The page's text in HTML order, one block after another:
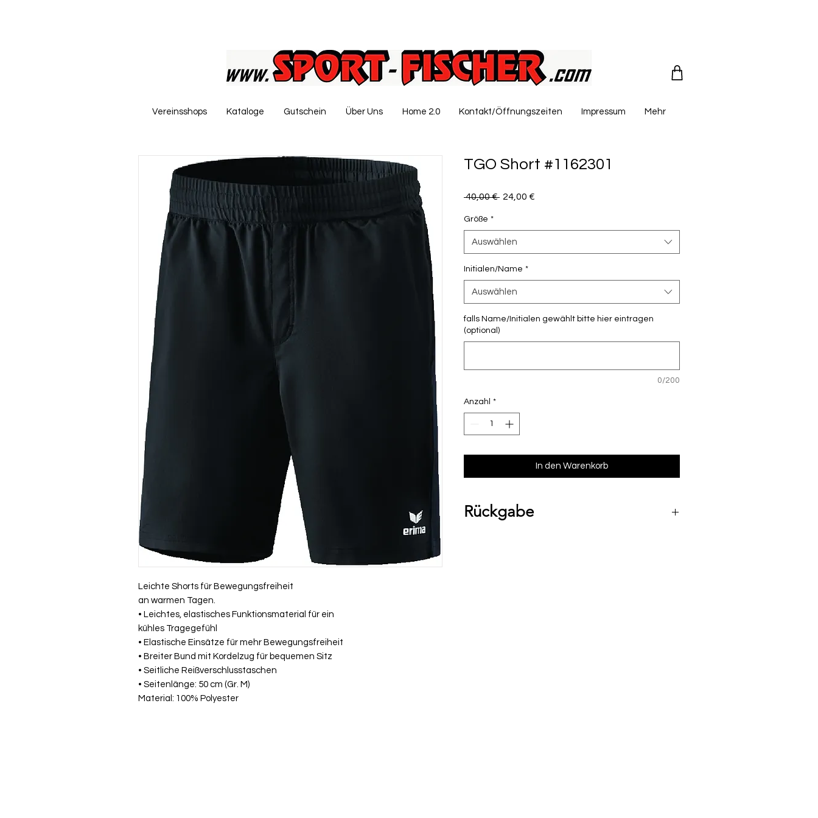
Vereinsshops Kataloge Gutschein Über Uns Home 2.0 Kontakt/Öffnungszeiten Impressum Mehr
Leichte Shorts für Bewegungsfreiheit
an warmen Tagen.
• Leichtes, elastisches Funktionsmaterial für ein
kühles Tragegefühl
• Elastische Einsätze für mehr Bewegungsfreiheit
• Breiter Bund mit Kordelzug für bequemen Sitz
• Seitliche Reißverschlusstaschen
• Seitenlänge: 50 cm (Gr. M)
Material: 100% Polyester
TGO Short #1162301
40,00 € Standardpreis
24,00 €
Größe *
Auswählen
Initialen/Name *
Auswählen
falls Name/Initialen gewählt bitte hier eintragen
(optional)
0/200
Anzahl *
In den Warenkorb
Rückgabe